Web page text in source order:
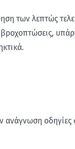
των λεπτώς
ανάγνωση